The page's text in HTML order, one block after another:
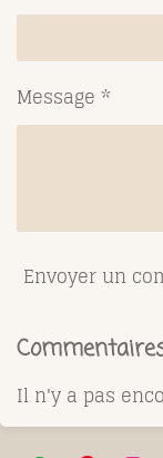
Message *
Envoyer un
Il n'y a pas